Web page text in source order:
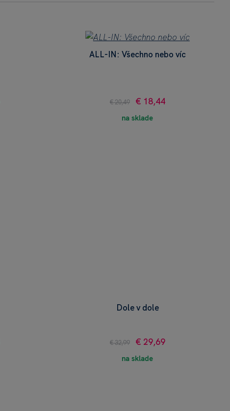
ALL-IN: Všechno nebo víc
€ 20,49 € 18,44
na sklade
Dole v dole
€ 32,99 € 29,69
na sklade